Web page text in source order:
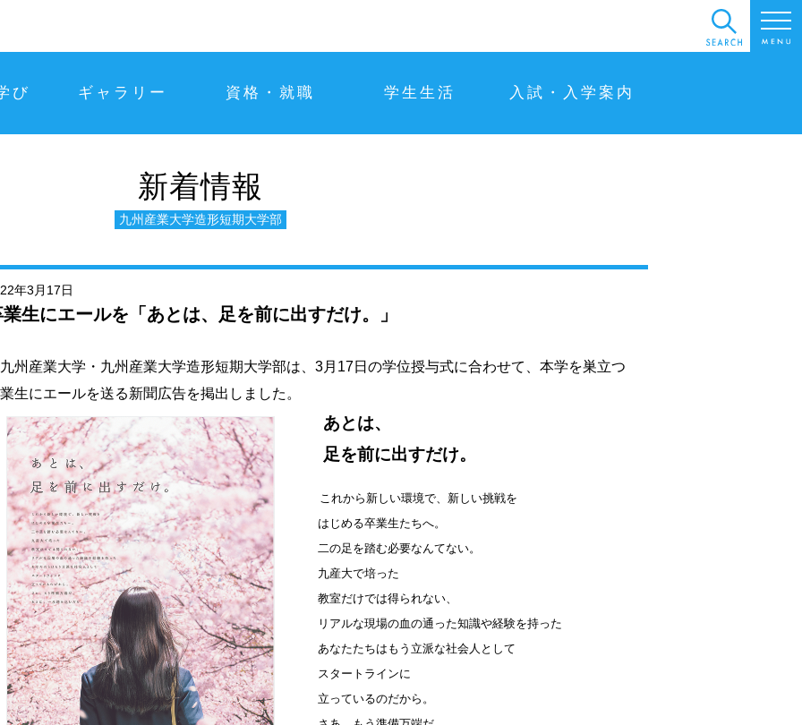
び ギャラリー 資格・就職 学生生活 入試・入学案内
新着情報
九州産業大学造形短期大学部
年3月17日
生にエールを「あとは、足を前に出すだけ。」
州産業大学・九州産業大学造形短期大学部は、3月17日の学位授与式に合わせて、本学を巣立つ
生にエールを送る新聞広告を掲出しました。
あとは、
足を前に出すだけ。
これから新しい環境で、新しい挑戦を
はじめる卒業生たちへ。
二の足を踏む必要なんてない。
九産大で培った
教室だけでは得られない、
リアルな現場の血の通った知識や経験を持った
あなたたちはもう立派な社会人として
スタートラインに
立っているのだから。